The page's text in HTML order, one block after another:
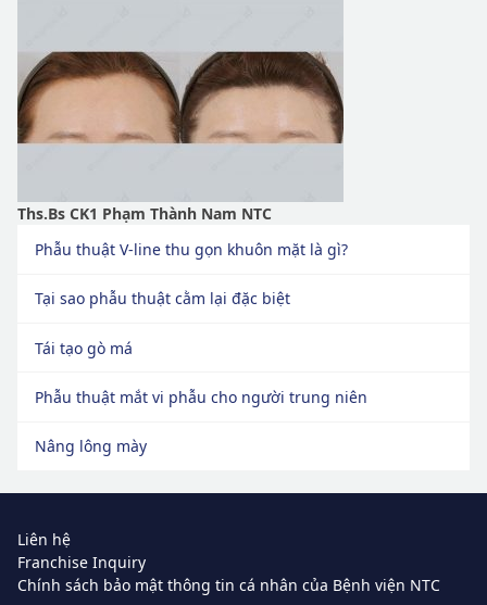
Phẫu thuật V-line thu gọn khuôn mặt là gì?
Tại sao phẫu thuật cằm lại đặc biệt
Tái tạo gò má
Phẫu thuật mắt vi phẫu cho người trung niên
Nâng lông mày
Ths.Bs CK1 Phạm Thành Nam NTC
Liên hệ
Franchise Inquiry
Chính sách bảo mật thông tin cá nhân của Bệnh viện NTC